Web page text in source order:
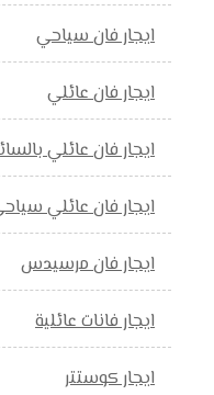
ايجار فان سياحي
ايجار فان عائلي
ايجار فان عائلي
ايجار فان عائلي
ايجار فان مرسيدس
ايجار فانات عائلية
ايجار كوستتر